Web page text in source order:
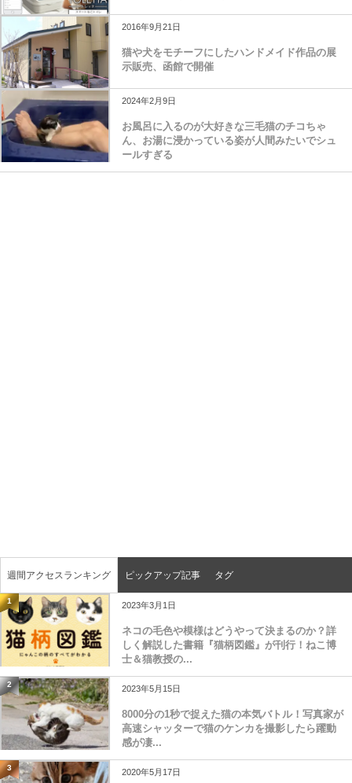
2016年9月21日
猫や犬をモチーフにしたハンドメイド作品の展
示販売、函館で開催
2024年2月9日
お風呂に入るのが大好きな三毛猫のチコちゃ
ん、お湯に浸かっている姿が人間みたいでシュ
ールすぎる
週間アクセスランキング ピックアップ記事 タグ
1 2023年3月1日
ネコの毛色や模様はどうやって決まるのか？詳
しく解説した書籍『猫柄図鑑』が刊行！ねこ博
士＆猫教授の...
2 2023年5月15日
8000分の1秒で捉えた猫の本気バトル！写真家が
高速シャッターで猫のケンカを撮影したら躍動
感が凄...
3 2020年5月17日